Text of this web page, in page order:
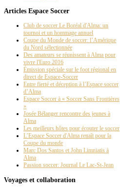
Articles Espace Soccer
Club de soccer Le Boréal d'Alma: un
tournoi et un hommage annuel
Coupe du Monde de soccer: l’Amérique
du Nord sélectionnée
Des amateurs se réunissent à Alma pour
vivre l'Euro 2016
Émission spéciale sur le foot régional en
direct de Espace-Soccer
Entre fierté et déception à l’Espace soccer
d’Alma
Espace Soccer à « Soccer Sans Frontières
»
Josée Bélanger rencontre des jeunes à
Alma
Les meilleurs hôtes pour écouter le soccer
L’Espace Soccer d'Alma renaît pour la
Coupe du monde
Marc Dos Santos et John Limniatis à
Alma
Passion soccer: Journal Le Lac-St-Jean
Voyages et collaboration